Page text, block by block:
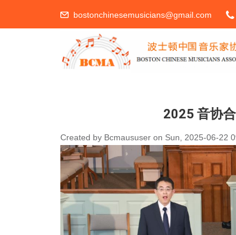
bostonchinesemusicians@gmail.com
You Are Here2025 音协
Created by Bcmaususer on Sun, 2025-06-22